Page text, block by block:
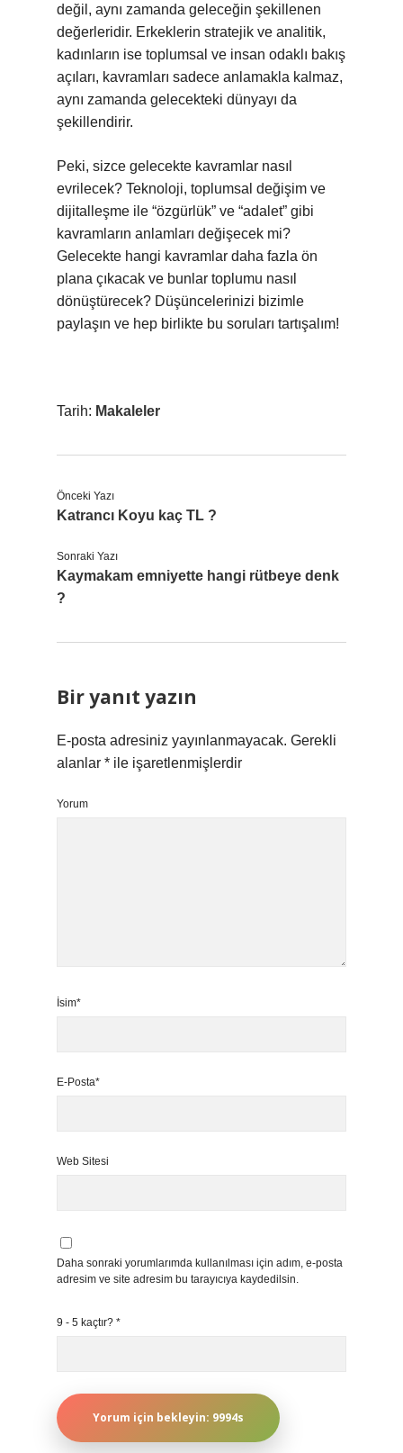
değil, aynı zamanda geleceğin şekillenen
değerleridir. Erkeklerin stratejik ve analitik,
kadınların ise toplumsal ve insan odaklı bakış
açıları, kavramları sadece anlamakla kalmaz,
aynı zamanda gelecekteki dünyayı da
şekillendirir.
Peki, sizce gelecekte kavramlar nasıl
evrilecek? Teknoloji, toplumsal değişim ve
dijitalleşme ile “özgürlük” ve “adalet” gibi
kavramların anlamları değişecek mi?
Gelecekte hangi kavramlar daha fazla ön
plana çıkacak ve bunlar toplumu nasıl
dönüştürecek? Düşüncelerinizi bizimle
paylaşın ve hep birlikte bu soruları tartışalım!
Tarih: Makaleler
Önceki Yazı
Katrancı Koyu kaç TL ?
Sonraki Yazı
Kaymakam emniyette hangi rütbeye denk
?
Bir yanıt yazın
E-posta adresiniz yayınlanmayacak. Gerekli
alanlar * ile işaretlenmişlerdir
Yorum
İsim*
E-Posta*
Web Sitesi
Daha sonraki yorumlarımda kullanılması için adım, e-posta
adresim ve site adresim bu tarayıcıya kaydedilsin.
9 - 5 kaçtır? *